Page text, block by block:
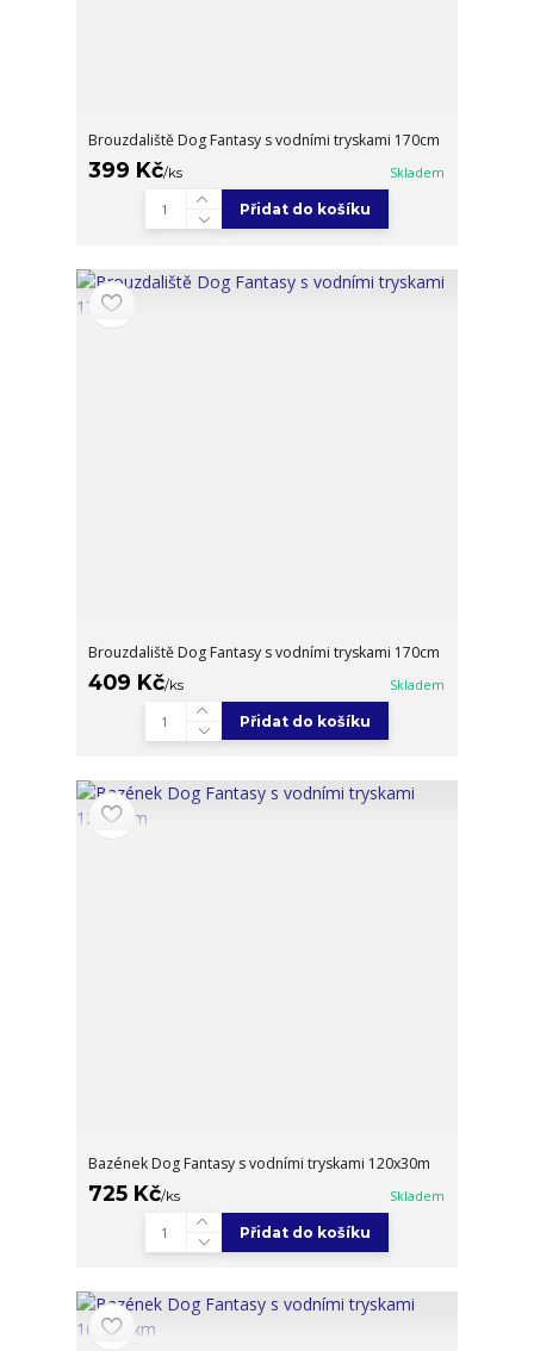
Brouzdaliště Dog Fantasy s vodními tryskami 170cm
399 Kč/ks Skladem
Přidat do košíku
Brouzdaliště Dog Fantasy s vodními tryskami 170cm
409 Kč/ks Skladem
Přidat do košíku
Bazének Dog Fantasy s vodními tryskami 120x30m
725 Kč/ks Skladem
Přidat do košíku